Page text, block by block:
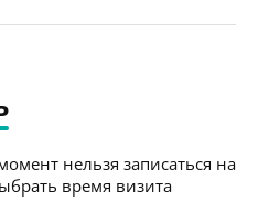
нельзя записаться на
время визита